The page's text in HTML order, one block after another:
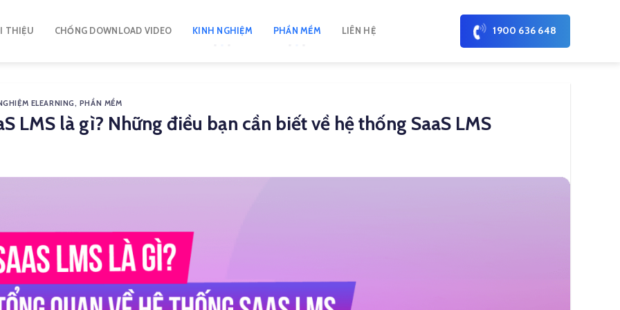
THIỆU CHỐNG DOWNLOAD VIDEO KINH NGHIỆM PHẦN MỀM LIÊN HỆ 1900 636 648
ELEARNING, PHẦN MỀM
LMS là gì? Những điều bạn cần biết về hệ thống SaaS LMS